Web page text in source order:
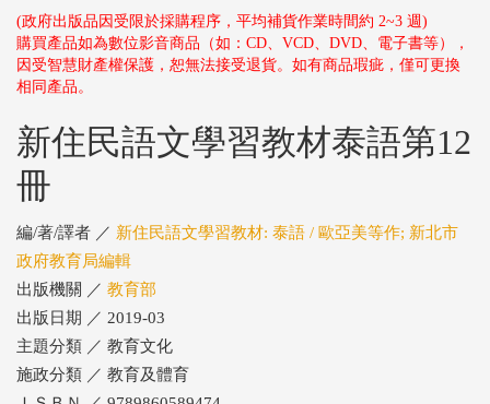
(政府出版品因受限於採購程序，平均補貨作業時間約 2~3 週)
購買產品如為數位影音商品（如：CD、VCD、DVD、電子書等），
因受智慧財產權保護，恕無法接受退貨。如有商品瑕疵，僅可更換
相同產品。
新住民語文學習教材泰語第12
冊
編/著/譯者 ／ 新住民語文學習教材: 泰語 / 歐亞美等作; 新北市
政府教育局編輯
出版機關 ／ 教育部
出版日期 ／ 2019-03
主題分類 ／ 教育文化
施政分類 ／ 教育及體育